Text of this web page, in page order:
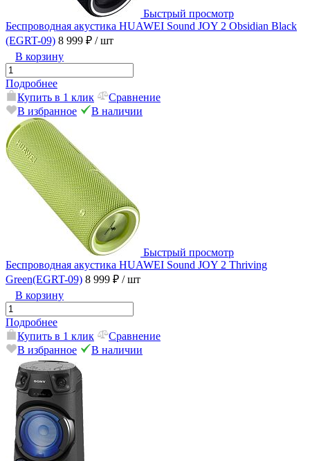
Быстрый просмотр
Беспроводная акустика HUAWEI Sound JOY 2 Obsidian Black
(EGRT-09) 8 999 ₽ / шт
В корзину
Подробнее
Купить в 1 клик
Сравнение
В избранное
В наличии
Быстрый просмотр
Беспроводная акустика HUAWEI Sound JOY 2 Thriving
Green(EGRT-09) 8 999 ₽ / шт
В корзину
Подробнее
Купить в 1 клик
Сравнение
В избранное
В наличии